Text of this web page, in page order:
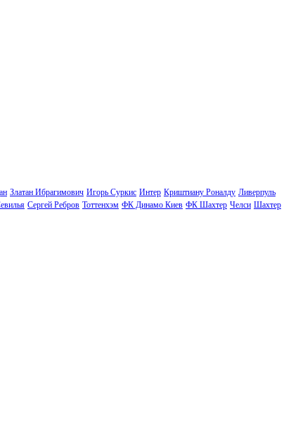
Златан Ибрагимович Игорь Суркис Интер Криштиану Роналду Ливерпуль
Сергей Ребров Тоттенхэм ФК Динамо Киев ФК Шахтер Челси Шахтер